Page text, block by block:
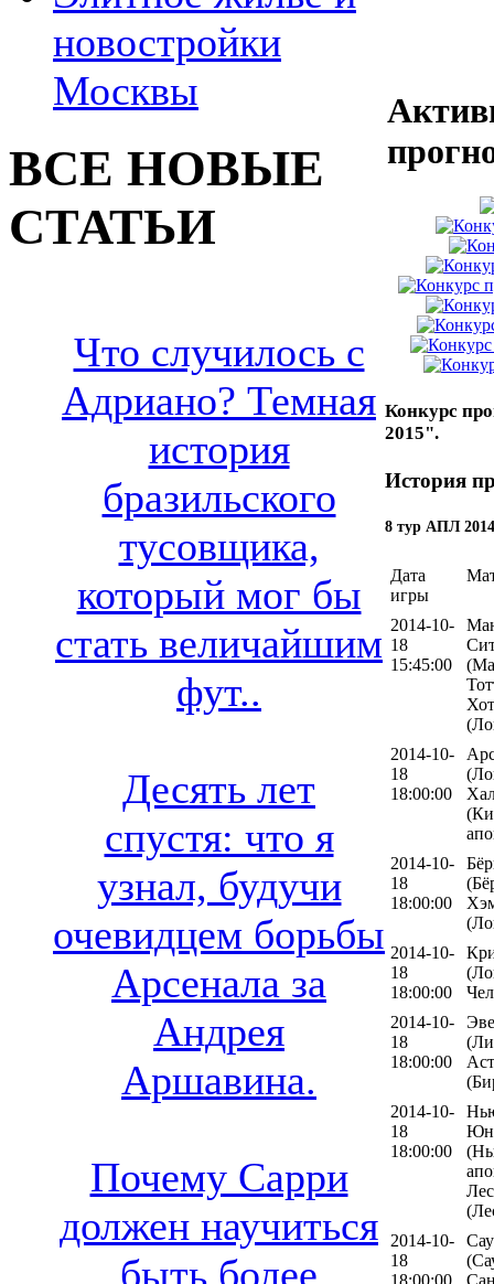
новостройки
Москвы
ВСЕ НОВЫЕ
СТАТЬИ
Что случилось с
Адриано? Темная
история
бразильского
тусовщика,
который мог бы
стать величайшим
фут..
Десять лет
спустя: что я
узнал, будучи
очевидцем борьбы
Арсенала за
Андрея
Аршавина.
Почему Сарри
должен научиться
быть более
Конкурс
2015".
История
8 тур АПЛ
Дата
игры
2014-10-
18
15:45:00
2014-10-
18
18:00:00
2014-10-
18
18:00:00
2014-10-
18
18:00:00
2014-10-
18
18:00:00
2014-10-
18
18:00:00
2014-10-
18
18:00:00